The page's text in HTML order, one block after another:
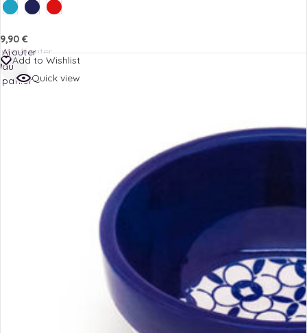
9,90 €
Ajouter
au
panier
Add to Wishlist
Quick view
Ajouter
au
panier